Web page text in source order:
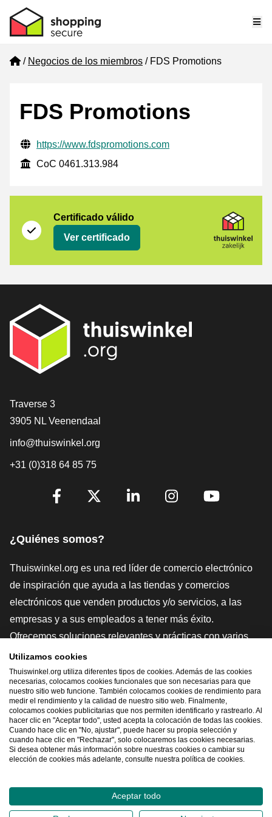
Home
Negocios de los miembros FDS Promotions
FDS Promotions
Información de contacto verificada
Website URL
https://www.fdspromotions.com
CoC
CoC 0461.313.984
Certificado válido
Ver certificado
[_General:Contact]
Traverse 3
3905 NL Veenendaal
info@thuiswinkel.org
+31 (0)318 64 85 75
[_General:SocialMediaTitle]
¿Quiénes somos?
Thuiswinkel.org es una red líder de comercio electrónico
de inspiración que ayuda a las tiendas y comercios
electrónicos que venden productos y/o servicios, a las
empresas y a sus empleados a tener más éxito.
Ofrecemos soluciones relevantes y prácticas con varios
sellos de confianza, Thuiswinkel Reviews, herramientas y
asesoramiento jurídico, defensa, estudios de mercado, y
tenemos nuestra propia plataforma educativa, la
Thuiswinkel e-Academy.
Navegar rápidamente
2026©Thuiswinkel.org
Utilizamos cookies
Thuiswinkel.org utiliza diferentes tipos de cookies. Además de las cookies
necesarias, colocamos cookies funcionales que son necesarias para que
nuestro sitio web funcione. También colocamos cookies de rendimiento para
medir el rendimiento y la calidad de nuestro sitio web. Finalmente,
colocamos cookies publicitarias que nos permiten identificarlo y rastrearlo. Al
hacer clic en "Aceptar todo", usted acepta la colocación de todas las cookies.
Cuando hace clic en "No, ajustar", puede hacer su propia selección y
cuando hace clic en "Rechazar", solo colocaremos las cookies necesarias.
Si desea obtener más información sobre nuestras cookies o cambiar su
elección de cookies más adelante, consulte nuestra política de cookies.
Aceptar todo